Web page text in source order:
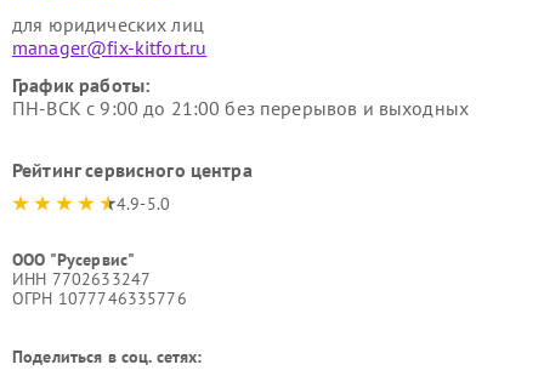
для юридических лиц
manager@fix-kitfort.ru
График работы:
ПН-ВСК с 9:00 до 21:00 без перерывов и выходных
Рейтинг сервисного центра
4.9-5.0
ООО "Русервис"
ИНН 7702633247
ОГРН 1077746335776
Поделиться в соц. сетях: